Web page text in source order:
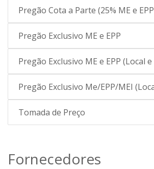
Pregão Cota a Parte (25% ME e
Pregão Exclusivo ME e EPP
Pregão Exclusivo ME e EPP (Local
Pregão Exclusivo Me/EPP/MEI
Tomada de Preço
Fornecedores